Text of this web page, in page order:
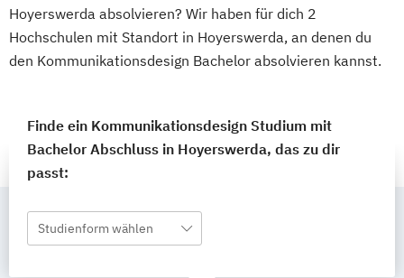
Hoyerswerda absolvieren? Wir haben für dich 2
Hochschulen mit Standort in Hoyerswerda, an denen du
den Kommunikationsdesign Bachelor absolvieren kannst.
Finde ein Kommunikationsdesign Studium mit
Bachelor Abschluss in Hoyerswerda, das zu dir
passt:
Studienform wählen